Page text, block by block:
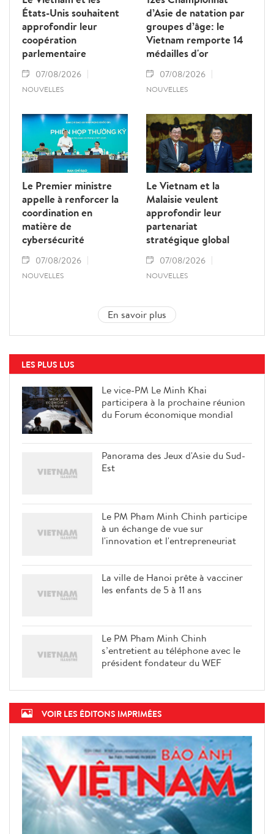
États-Unis souhaitent
approfondir leur
coopération
parlementaire
07/08/2026
NOUVELLES
d’Asie de natation par
groupes d’âge: le
Vietnam remporte 14
médailles d'or
07/08/2026
NOUVELLES
Le Premier ministre
appelle à renforcer la
coordination en
matière de
cybersécurité
07/08/2026
NOUVELLES
Le Vietnam et la
Malaisie veulent
approfondir leur
partenariat
stratégique global
07/08/2026
NOUVELLES
En savoir plus
LES PLUS LUS
Le vice-PM Le Minh Khai
participera à la prochaine réunion
du Forum économique mondial
Panorama des Jeux d'Asie du Sud-
Est
Le PM Pham Minh Chinh participe
à un échange de vue sur
l'innovation et l'entrepreneuriat
La ville de Hanoi prête à vacciner
les enfants de 5 à 11 ans
Le PM Pham Minh Chinh
s’entretient au téléphone avec le
président fondateur du WEF
VOIR LES ÉDITONS IMPRIMÉES